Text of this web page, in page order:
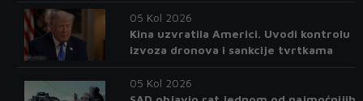
05 Kol 2026
Kina uzvratila Americi. Uvodi kontrolu
izvoza dronova i sankcije tvrtkama
05 Kol 2026